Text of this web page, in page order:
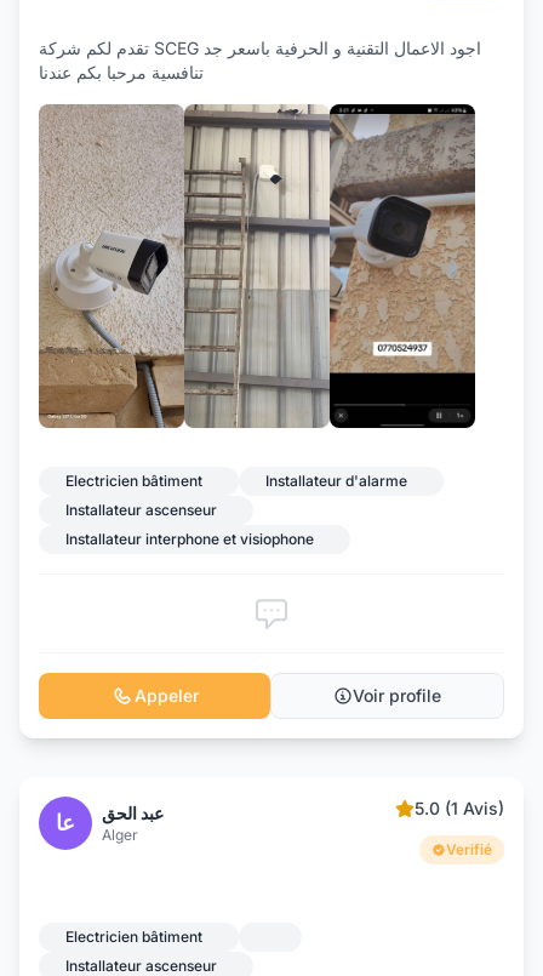
تقدم لكم شركة SCEG اجود الاعمال التقنية و الحرفية باسعر جد
تنافسية مرحبا بكم عندنا
Electricien bâtiment
Installateur d'alarme
Installateur ascenseur
Installateur interphone et visiophone
Appeler Voir profile
عا عبد الحق
Alger
5.0 (1 Avis)
Verifié
Electricien bâtiment
Installateur ascenseur